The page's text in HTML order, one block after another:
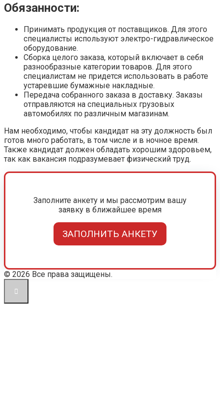
Обязанности:
Принимать продукция от поставщиков. Для этого
специалисты используют электро-гидравлическое
оборудование.
Сборка целого заказа, который включает в себя
разнообразные категории товаров. Для этого
специалистам не придется использовать в работе
устаревшие бумажные накладные.
Передача собранного заказа в доставку. Заказы
отправляются на специальных грузовых
автомобилях по различным магазинам.
Нам необходимо, чтобы кандидат на эту должность был
готов много работать, в том числе и в ночное время.
Также кандидат должен обладать хорошим здоровьем,
так как вакансия подразумевает физический труд.
Заполните анкету и мы рассмотрим вашу
заявку в ближайшее время
ЗАПОЛНИТЬ АНКЕТУ
© 2026 Все права защищены.